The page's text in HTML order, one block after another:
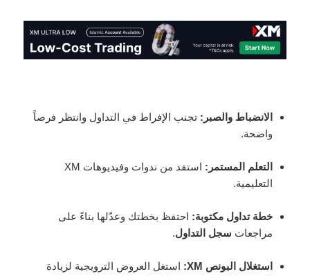
الانضباط والصبر: تجنب الإفراط في التداول وانتظر فرصاً
واضحة.
التعلم المستمر:
استفد من ندوات وفيديوهات XM
التعليمية.
خطة تداول مكتوبة: احتفظ بخطتك وعدّلها بناءً على
مراجعات سجل التداول.
استغلال البونص XM:
استغل العروض الترويجية لزيادة